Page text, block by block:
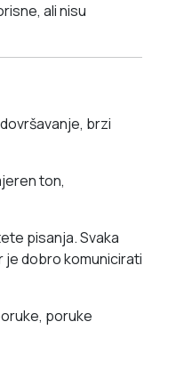
ali nisu
brzi
ton,
pisanja. Svaka
dobro komunicirati
poruke